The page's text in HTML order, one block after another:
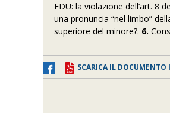
EDU: la violazione dell’art. 8
una pronuncia “nel limbo”
superiore del minore?. 6.
SCARICA IL DOCUMENTO